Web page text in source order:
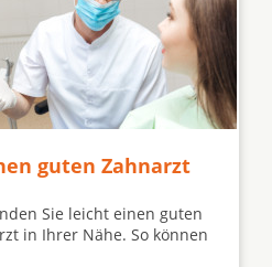
guten Zahnarzt
Sie leicht einen guten
in Ihrer Nähe. So können